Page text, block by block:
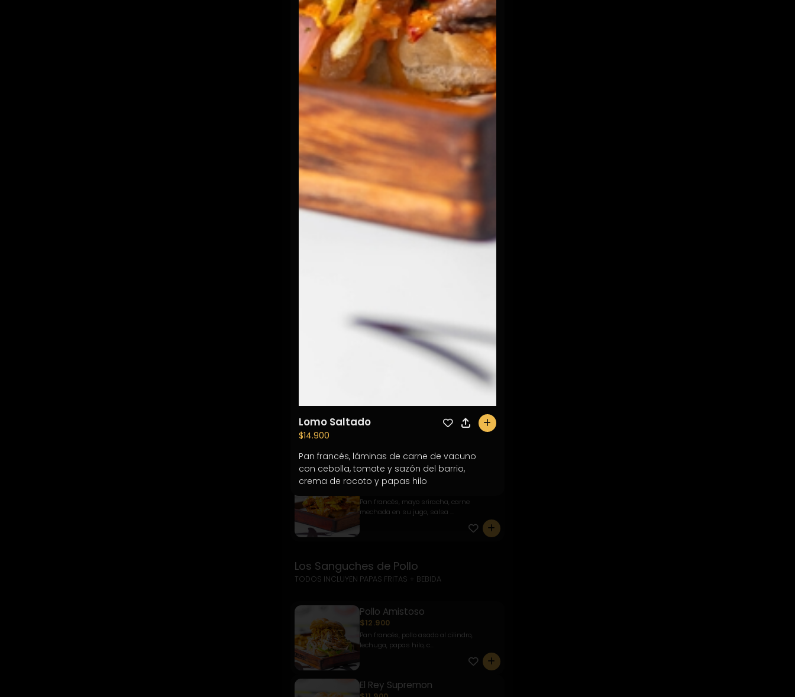
Los Sanguches de Pescado
TODOS INCLUYEN PAPAS FRITAS + BEBIDA
Pescado Tempuron
$13.900
Pan de papa, pescado tempura, mayo del
barrio, lechuga, tárt...
0
Los Sanguches de Mechada
TODOS INCLUYEN PAPAS FRITAS + BEBIDA
Mechada Italiana
Pan francés, mayo, carne mechada en su
jugo, puré de palta y...
Mechada con Todo
$12.900
Pan francés, lechuga, mayo, carne
mechada en su jugo, puré d...
0
Mechada Ruculin
$12.900
Pan francés, mayo, carne mechada en su
Mechada con Ají
$13.900
Pan francés, mayo sriracha, carne
mechada en su jugo, salsa ...
0
Los Sanguches de Pollo
TODOS INCLUYEN PAPAS FRITAS + BEBIDA
Pollo Amistoso
$12.900
Pan francés, pollo asado al cilindro,
lechuga, papas hilo, c...
0
El Rey Supremon
Lomo Saltado
$14.900
0
Pan francés, láminas de carne de vacuno
con cebolla, tomate y sazón del barrio,
crema de rocoto y papas hilo